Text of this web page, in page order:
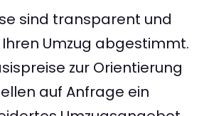
sind transparent und
Umzug abgestimmt.
zur Orientierung
auf Anfrage ein